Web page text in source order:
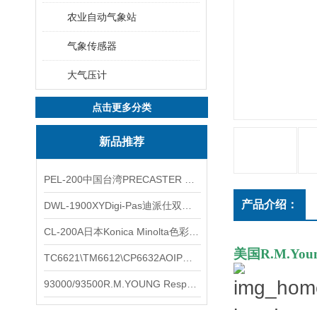
农业自动气象站
气象传感器
大气压计
点击更多分类
新品推荐
产品介绍：
美国